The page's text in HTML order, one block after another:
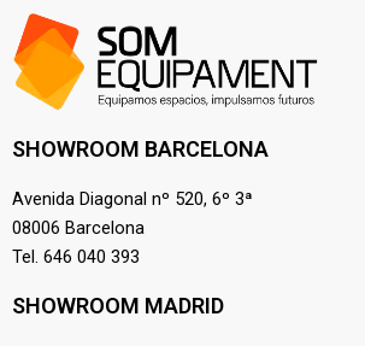
SHOWROOM BARCELONA
Avenida Diagonal nº 520, 6º 3ª
08006 Barcelona
Tel. 646 040 393
SHOWROOM MADRID